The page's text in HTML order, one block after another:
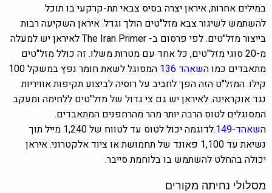
במילים אחרות, איראן יצרה בסיס צבאי תת-קרקעי בו תוכל
להשתמש לשיגור צבא מזל"טים הולך וגדל. איראן השקיעה רבות
בייצור מזל"טים. לפי פרסום ב- The Iran Primer לאיראן יש למעלה
מ-20 סוגי מזל"טים, כל אחד עם מטרות משלו. זה כולל מזל"טים
מתאבדים כמו השאהד 136
המסוגל לשאת חומר נפץ במשקל 100
קילו. המזל"ט הזה הפך לחביב על רוסיה לביצוע תקיפות אוויריות
נגד אוקראינה. לאיראן יש גם צי גדול של מזל"טים ללחימה ומעקב
המסוגלים לטוס הרבה יותר מהר מהרחפנים המתאבדים.
שאהד-149
.לדוגמה יכול לטוס עד לטווח של 1,240 מייל תוך
נשיאת עד 1,100 פאונד של תחמושת או ציוד אלקטרוני. איראן
יכולה בהחלט להשתמש בו בלוחמת סייבר.
מסלולי נחיתה מקורים